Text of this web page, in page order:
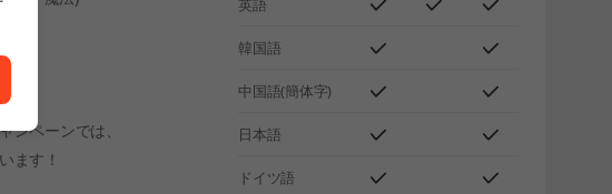
ペーンでは、
ます！
英語
韓国語
中国語(簡体字)
日本語
ドイツ語
ん。<br/>しばらく経ってから、再度お試しください。